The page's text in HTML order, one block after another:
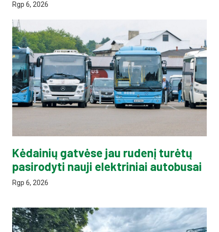
Rgp 6, 2026
Kėdainių gatvėse jau rudenį turėtų
pasirodyti nauji elektriniai autobusai
Rgp 6, 2026